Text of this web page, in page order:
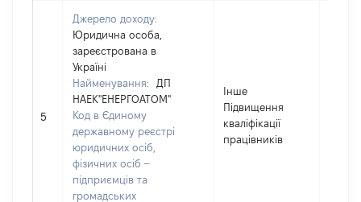
5
Джерело доходу:
Юридична особа,
зареєстрована в
Україні
Найменування:
ДП
НАЕК"ЕНЕРГОАТОМ"
Код в Єдиному
державному реєстрі
юридичних осіб,
фізичних осіб –
підприємців та
громадських
Інше
Підвищення
кваліфікації
працівників